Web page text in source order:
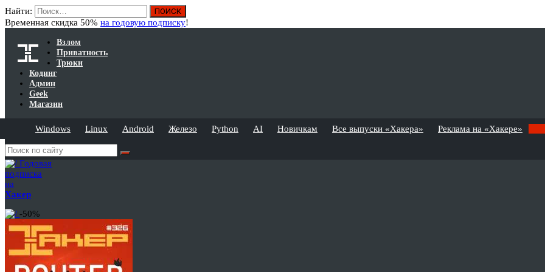
Найти:
Временная скидка 50% на годовую подписку!
Взлом
Приватность
Трюки
Кодинг
Админ
Geek
Магазин
Windows Linux Android Железо Python AI Новичкам Все выпуски «Хакера» Реклама на «Хакере»
Годовая
подписка
на
Хакер
-50%